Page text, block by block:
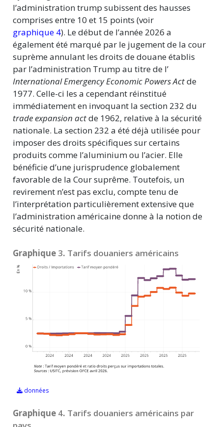
l’administration trump subissent des hausses
comprises entre 10 et 15 points (voir
graphique 4). Le début de l’année 2026 a
également été marqué par le jugement de la cour
suprème annulant les droits de douane établis
par l’administration Trump au titre de l’
International Emergency Economic Powers Actde
1977. Celle-ci les a cependant réinstitué
immédiatement en invoquant la section 232 du
trade expansion actde 1962, relative à la sécurité
nationale. La section 232 a été déjà utilisée pour
imposer des droits spécifiques sur certains
produits comme l’aluminium ou l’acier. Elle
bénéficie d’une jurisprudence globalement
favorable de la Cour suprême. Toutefois, un
revirement n’est pas exclu, compte tenu de
l’interprétation particulièrement extensive que
l’administration américaine donne à la notion de
sécurité nationale.
Graphique3. Tarifs douaniers américains
données
Graphique4. Tarifs douaniers américains par